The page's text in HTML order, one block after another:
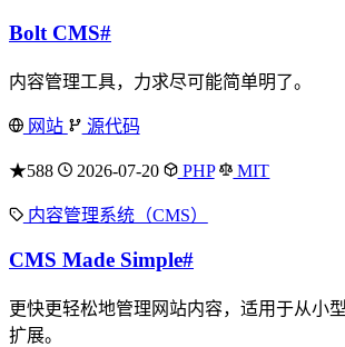
Bolt CMS#
内容管理工具，力求尽可能简单明了。
网站 源代码
★588 2026-07-20 PHP MIT
内容管理系统（CMS）
CMS Made Simple#
更快更轻松地管理网站内容，适用于从小
扩展。